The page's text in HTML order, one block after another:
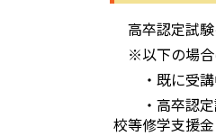
高卒認定試験
※以下の場合
・既に受講
・高卒認定
校等修学支援金